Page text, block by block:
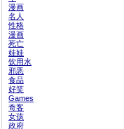
漫画
名人
性格
漫画
死亡
娃娃
饮用水
邪恶
食品
好笑
Games
奇客
女孩
政府